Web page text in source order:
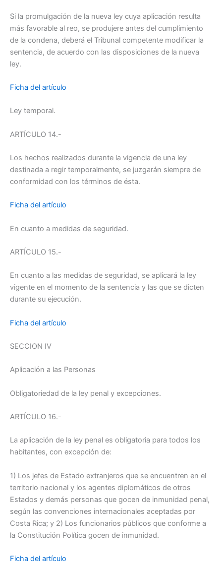
Si la promulgación de la nueva ley cuya aplicación resulta
más favorable al reo, se produjere antes del cumplimiento
de la condena, deberá el Tribunal competente modificar la
sentencia, de acuerdo con las disposiciones de la nueva
ley.
Ficha del artículo
Ley temporal.
ARTÍCULO 14.-
Los hechos realizados durante la vigencia de una ley
destinada a regir temporalmente, se juzgarán siempre de
conformidad con los términos de ésta.
Ficha del artículo
En cuanto a medidas de seguridad.
ARTÍCULO 15.-
En cuanto a las medidas de seguridad, se aplicará la ley
vigente en el momento de la sentencia y las que se dicten
durante su ejecución.
Ficha del artículo
SECCION IV
Aplicación a las Personas
Obligatoriedad de la ley penal y excepciones.
ARTÍCULO 16.-
La aplicación de la ley penal es obligatoria para todos los
habitantes, con excepción de:
1) Los jefes de Estado extranjeros que se encuentren en el
territorio nacional y los agentes diplomáticos de otros
Estados y demás personas que gocen de inmunidad penal,
según las convenciones internacionales aceptadas por
Costa Rica; y 2) Los funcionarios públicos que conforme a
la Constitución Política gocen de inmunidad.
Ficha del artículo